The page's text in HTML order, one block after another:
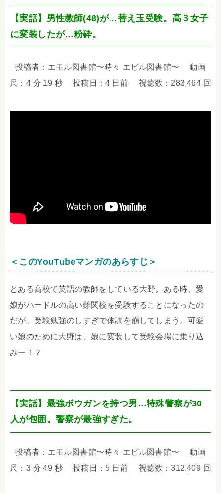
【実話】男性教師(48)が…替え玉受験。高３女子
に変装したが…粉砕。
投稿者：エモル図書館〜時々 エビル図書館〜 動画
尺：4 分 19 秒 投稿日：4 日前 視聴数：283,464 回
＜このYouTubeマンガのあらすじ＞
とある高校で英語の教師をしている大野。ある時、愛
娘がハードルの高い難関校を受験することになったの
だが、受験勉強のしすぎで体調を崩してしまう。可愛
い娘のために大野は、娘に変装して受験会場に乗り込
みー！？
【実話】最強ボウガンを持つ男…特殊警察が30
人が包囲。警察が最強すぎた。
投稿者：エモル図書館〜時々 エビル図書館〜 動画
尺：3 分 49 秒 投稿日：5 日前 視聴数：312,409 回